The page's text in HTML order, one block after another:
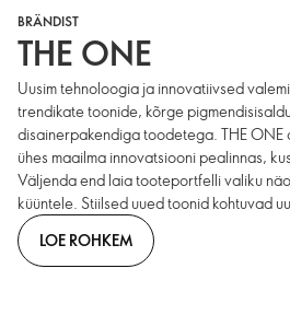
BRÄNDIST
THE ONE
Uusim tehnoloogia ja innovatiivsed
trendikate toonide, kõrge
disainerpakendiga toodetega. THE ONE
ühes maailma innovatsiooni pealinnas,
Väljenda end laia tooteportfelli valiku
küüntele. Stiilsed uued toonid kohtuvad
LOE ROHKEM